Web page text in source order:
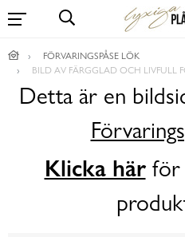
FÖRVARINGSPÅSE LÖK
BILD AV FÄRGGLAD OCH LIVFULL
Detta är en
Klicka härför